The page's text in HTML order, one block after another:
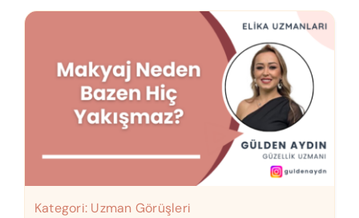
Kategori: Uzman Görüşleri